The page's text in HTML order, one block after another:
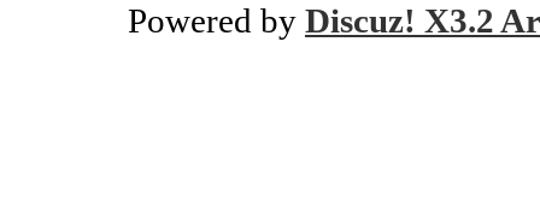
Powered by Discuz! X3.2